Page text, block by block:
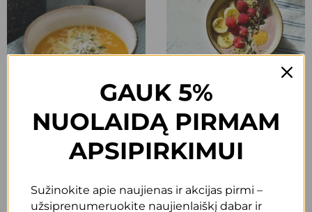
saldžių bulvių sriuba
Neskrudintų grikių
košė su vyšniomis ir
bananais
Skaityti »
ATGAL
GAUK 5%
NUOLAIDĄ PIRMAM
APSIPIRKIMUI
Sužinokite apie naujienas ir akcijas pirmi –
užsiprenumeruokite naujienlaiškį dabar ir